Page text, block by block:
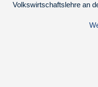
Volkswirtschaftslehre an